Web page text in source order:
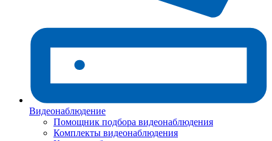
Видеонаблюдение
Помощник подбора видеонаблюдения
Комплекты видеонаблюдения